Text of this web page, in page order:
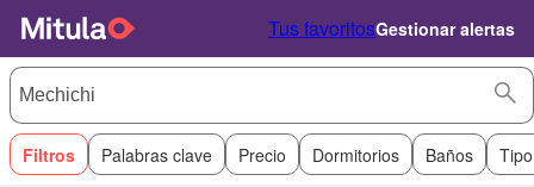
Tus favoritosGestionar alertas
Filtros Palabras clave Precio Dormitorios Baños